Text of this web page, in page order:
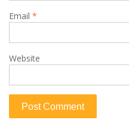
Email *
Website